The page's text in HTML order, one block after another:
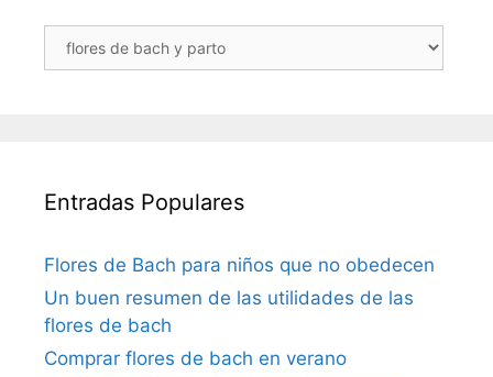
Entradas:
Entradas Populares
Flores de Bach para niños que no obedecen
Un buen resumen de las utilidades de las
flores de bach
Comprar flores de bach en verano